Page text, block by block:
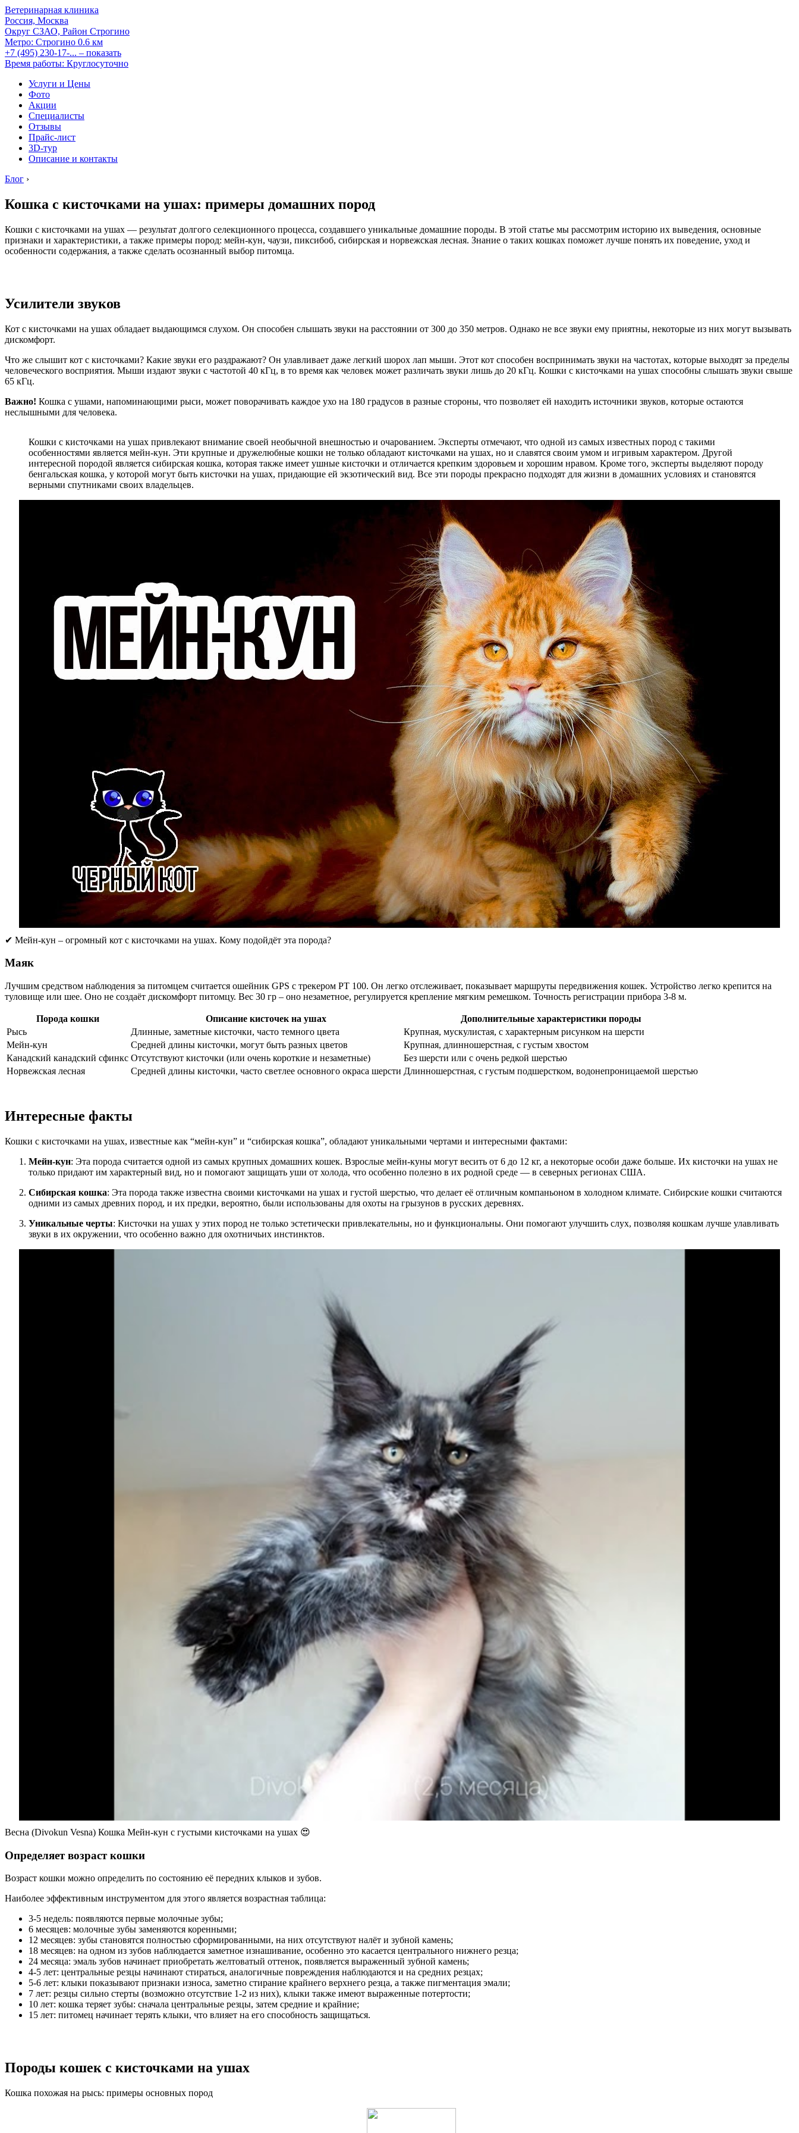
Ветеринарная клиника
Россия, Москва
Округ СЗАО, Район Строгино
Метро: Строгино 0.6 км
+7 (495) 230-17-... – показать
Время работы: Круглосуточно
Услуги и Цены
Фото
Акции
Специалисты
Отзывы
Прайс-лист
3D-тур
Описание и контакты
Блог ›
Кошка с кисточками на ушах: примеры домашних пород
Кошки с кисточками на ушах — результат долгого селекционного процесса, создавшего уникальные домашние породы. В этой статье мы рассмотрим историю их выведения, основные
признаки и характеристики, а также примеры пород: мейн-кун, чаузи, пиксибоб, сибирская и норвежская лесная. Знание о таких кошках поможет лучше понять их поведение, уход и
особенности содержания, а также сделать осознанный выбор питомца.
Усилители звуков
Кот с кисточками на ушах обладает выдающимся слухом. Он способен слышать звуки на расстоянии от 300 до 350 метров. Однако не все звуки ему приятны, некоторые из них могут вызывать
дискомфорт.
Что же слышит кот с кисточками? Какие звуки его раздражают? Он улавливает даже легкий шорох лап мыши. Этот кот способен воспринимать звуки на частотах, которые выходят за пределы
человеческого восприятия. Мыши издают звуки с частотой 40 кГц, в то время как человек может различать звуки лишь до 20 кГц. Кошки с кисточками на ушах способны слышать звуки свыше
65 кГц.
Важно! Кошка с ушами, напоминающими рыси, может поворачивать каждое ухо на 180 градусов в разные стороны, что позволяет ей находить источники звуков, которые остаются
неслышными для человека.
Кошки с кисточками на ушах привлекают внимание своей необычной внешностью и очарованием. Эксперты отмечают, что одной из самых известных пород с такими
особенностями является мейн-кун. Эти крупные и дружелюбные кошки не только обладают кисточками на ушах, но и славятся своим умом и игривым характером. Другой
интересной породой является сибирская кошка, которая также имеет ушные кисточки и отличается крепким здоровьем и хорошим нравом. Кроме того, эксперты выделяют породу
бенгальская кошка, у которой могут быть кисточки на ушах, придающие ей экзотический вид. Все эти породы прекрасно подходят для жизни в домашних условиях и становятся
верными спутниками своих владельцев.
✔ Мейн-кун – огромный кот с кисточками на ушах. Кому подойдёт эта порода?
Маяк
Лучшим средством наблюдения за питомцем считается ошейник GPS с трекером PT 100. Он легко отслеживает, показывает маршруты передвижения кошек. Устройство легко крепится на
туловище или шее. Оно не создаёт дискомфорт питомцу. Вес 30 гр – оно незаметное, регулируется крепление мягким ремешком. Точность регистрации прибора 3-8 м.
Порода кошки Описание кисточек на ушах
Дополнительные характеристики породы
Рысь
Длинные, заметные кисточки, часто темного цвета
Крупная, мускулистая, с характерным рисунком на шерсти
Мейн-кун
Средней длины кисточки, могут быть разных цветов
Крупная, длинношерстная, с густым хвостом
Канадский канадский сфинкс Отсутствуют кисточки (или очень короткие и незаметные)
Без шерсти или с очень редкой шерстью
Норвежская лесная
Средней длины кисточки, часто светлее основного окраса шерсти Длинношерстная, с густым подшерстком, водонепроницаемой шерстью
Интересные факты
Кошки с кисточками на ушах, известные как “мейн-кун” и “сибирская кошка”, обладают уникальными чертами и интересными фактами:
Мейн-кун: Эта порода считается одной из самых крупных домашних кошек. Взрослые мейн-куны могут весить от 6 до 12 кг, а некоторые особи даже больше. Их кисточки на ушах не
только придают им характерный вид, но и помогают защищать уши от холода, что особенно полезно в их родной среде — в северных регионах США.
Сибирская кошка: Эта порода также известна своими кисточками на ушах и густой шерстью, что делает её отличным компаньоном в холодном климате. Сибирские кошки считаются
одними из самых древних пород, и их предки, вероятно, были использованы для охоты на грызунов в русских деревнях.
Уникальные черты: Кисточки на ушах у этих пород не только эстетически привлекательны, но и функциональны. Они помогают улучшить слух, позволяя кошкам лучше улавливать
звуки в их окружении, что особенно важно для охотничьих инстинктов.
Весна (Divokun Vesna) Кошка Мейн-кун с густыми кисточками на ушах 😍
Определяет возраст кошки
Возраст кошки можно определить по состоянию её передних клыков и зубов.
Наиболее эффективным инструментом для этого является возрастная таблица:
3-5 недель: появляются первые молочные зубы;
6 месяцев: молочные зубы заменяются коренными;
12 месяцев: зубы становятся полностью сформированными, на них отсутствуют налёт и зубной камень;
18 месяцев: на одном из зубов наблюдается заметное изнашивание, особенно это касается центрального нижнего резца;
24 месяца: эмаль зубов начинает приобретать желтоватый оттенок, появляется выраженный зубной камень;
4-5 лет: центральные резцы начинают стираться, аналогичные повреждения наблюдаются и на средних резцах;
5-6 лет: клыки показывают признаки износа, заметно стирание крайнего верхнего резца, а также пигментация эмали;
7 лет: резцы сильно стерты (возможно отсутствие 1-2 из них), клыки также имеют выраженные потертости;
10 лет: кошка теряет зубы: сначала центральные резцы, затем средние и крайние;
15 лет: питомец начинает терять клыки, что влияет на его способность защищаться.
Породы кошек с кисточками на ушах
Кошка похожая на рысь: примеры основных пород